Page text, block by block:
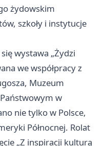
żydowskim
szkoły i instytucje
wystawa „Żydzi
we współpracy z
Muzeum
w
nie tylko w Polsce,
Północnej. Rolat
„Z inspiracji kulturą